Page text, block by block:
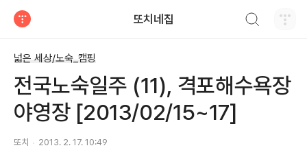
또치네집
넓은 세상/노숙_캠핑
전국노숙일주 (11), 격포해수욕장
야영장 [2013/02/15~17]
또치 2013. 2. 17. 10:49